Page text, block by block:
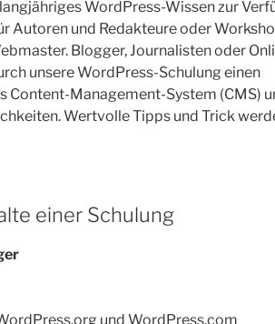
WordPress-Wissen zur
Autoren und Redakteure oder
Blogger, Journalisten oder
unsere WordPress-Schulung einen
Content-Management-System (CMS)
Wertvolle Tipps und Trick
einer Schulung
und WordPress.com